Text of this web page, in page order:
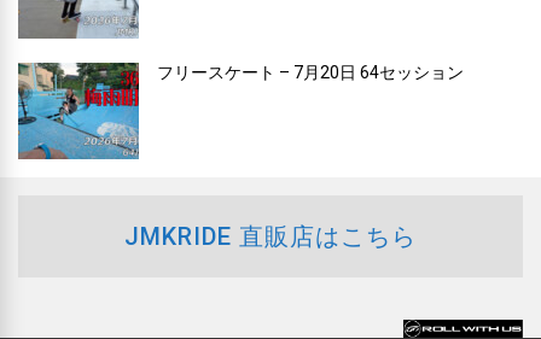
フリースケート – 7月20日 64セッション
JMKRIDE 直販店はこちら